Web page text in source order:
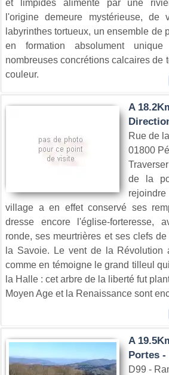
et limpides alimenté par une
l'origine demeure mystérieuse, de
labyrinthes tortueux, un ensemble de
en formation absolument
nombreuses concrétions calcaires de
couleur.
A
Rue de
01800
de la
village a en effet conservé ses
dresse encore l'église-forteresse,
ronde, ses meurtrières et ses clefs
la Savoie. Le vent de la Révolution
comme en témoigne le grand tilleul
la Halle : cet arbre de la liberté fut
Moyen Age et la Renaissance sont
A
Portes
D99 -